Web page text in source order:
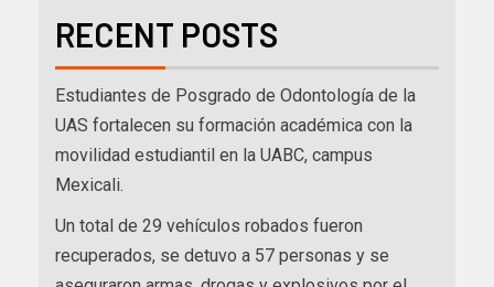
RECENT POSTS
Estudiantes de Posgrado de Odontología de la
UAS fortalecen su formación académica con la
movilidad estudiantil en la UABC, campus
Mexicali.
Un total de 29 vehículos robados fueron
recuperados, se detuvo a 57 personas y se